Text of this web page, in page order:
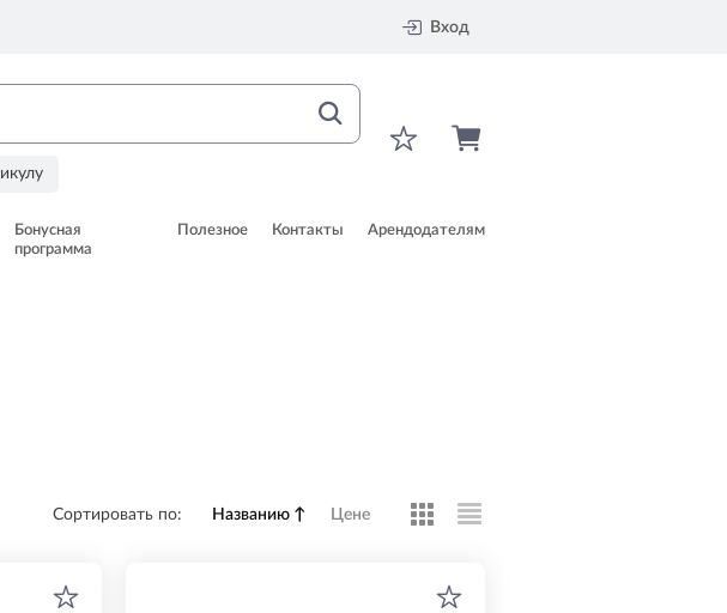
Вход
Бонусная
программа
Полезное Контакты Арендодателям
Сортировать по: Названию ↑ Цене